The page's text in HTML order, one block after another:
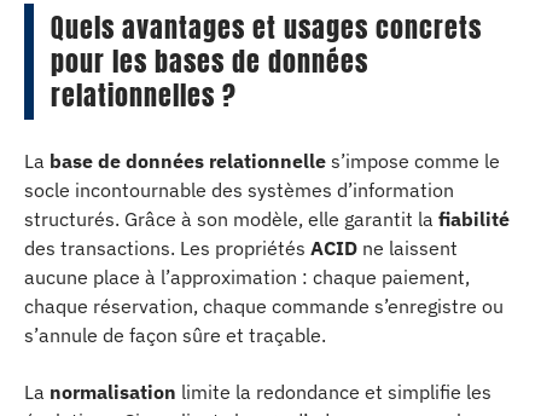
Quels avantages et usages concrets
pour les bases de données
relationnelles ?
La base de données relationnelle s’impose comme le
socle incontournable des systèmes d’information
structurés. Grâce à son modèle, elle garantit la fiabilité
des transactions. Les propriétés ACID ne laissent
aucune place à l’approximation : chaque paiement,
chaque réservation, chaque commande s’enregistre ou
s’annule de façon sûre et traçable.
La normalisation limite la redondance et simplifie les